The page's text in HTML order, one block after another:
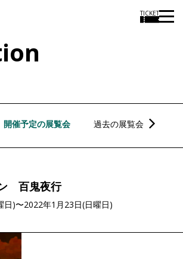
TICKET
開催予定の展覧会 過去の展覧会
百鬼夜行
日)〜2022年1月23日(日曜日)